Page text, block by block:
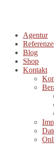
Agentur
Blog
Shop
Kontakt